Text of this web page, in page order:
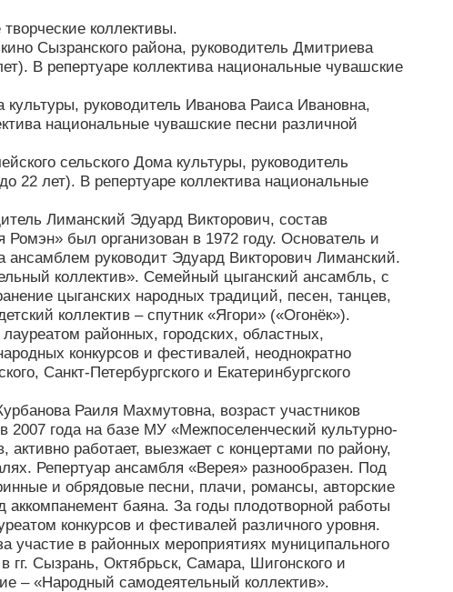
коллективы.
Сызранского района, руководитель Дмитриева
В репертуаре коллектива национальные чувашские
руководитель Иванова Раиса Ивановна,
национальные чувашские песни различной
сельского Дома культуры, руководитель
22 лет). В репертуаре коллектива национальные
Лиманский Эдуард Викторович, состав
был организован в 1972 году. Основатель и
ансамблем руководит Эдуард Викторович Лиманский.
коллектив». Семейный цыганский ансамбль, с
цыганских народных традиций, песен, танцев,
коллектив – спутник «Ягори» («Огонёк»).
районных, городских, областных,
конкурсов и фестивалей, неоднократно
Санкт-Петербургского и Екатеринбургского
Раиля Махмутовна, возраст участников
2007 года на базе МУ «Межпоселенческий культурно-
работает, выезжает с концертами по району,
Репертуар ансамбля «Верея» разнообразен. Под
и обрядовые песни, плачи, романсы, авторские
аккомпанемент баяна. За годы плодотворной работы
конкурсов и фестивалей различного уровня.
участие в районных мероприятиях муниципального
гг. Сызрань, Октябрьск, Самара, Шигонского и
– «Народный самодеятельный коллектив».